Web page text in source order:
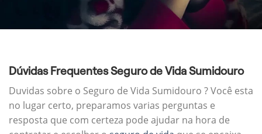
Dúvidas Frequentes Seguro de Vida Sumidouro
Duvidas sobre o Seguro de Vida Sumidouro ? Você esta
no lugar certo, preparamos varias perguntas e
resposta que com certeza pode ajudar na hora de